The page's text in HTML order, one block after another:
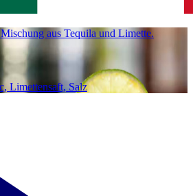
aus Tequila und Limette.
Limettensaft, Salz